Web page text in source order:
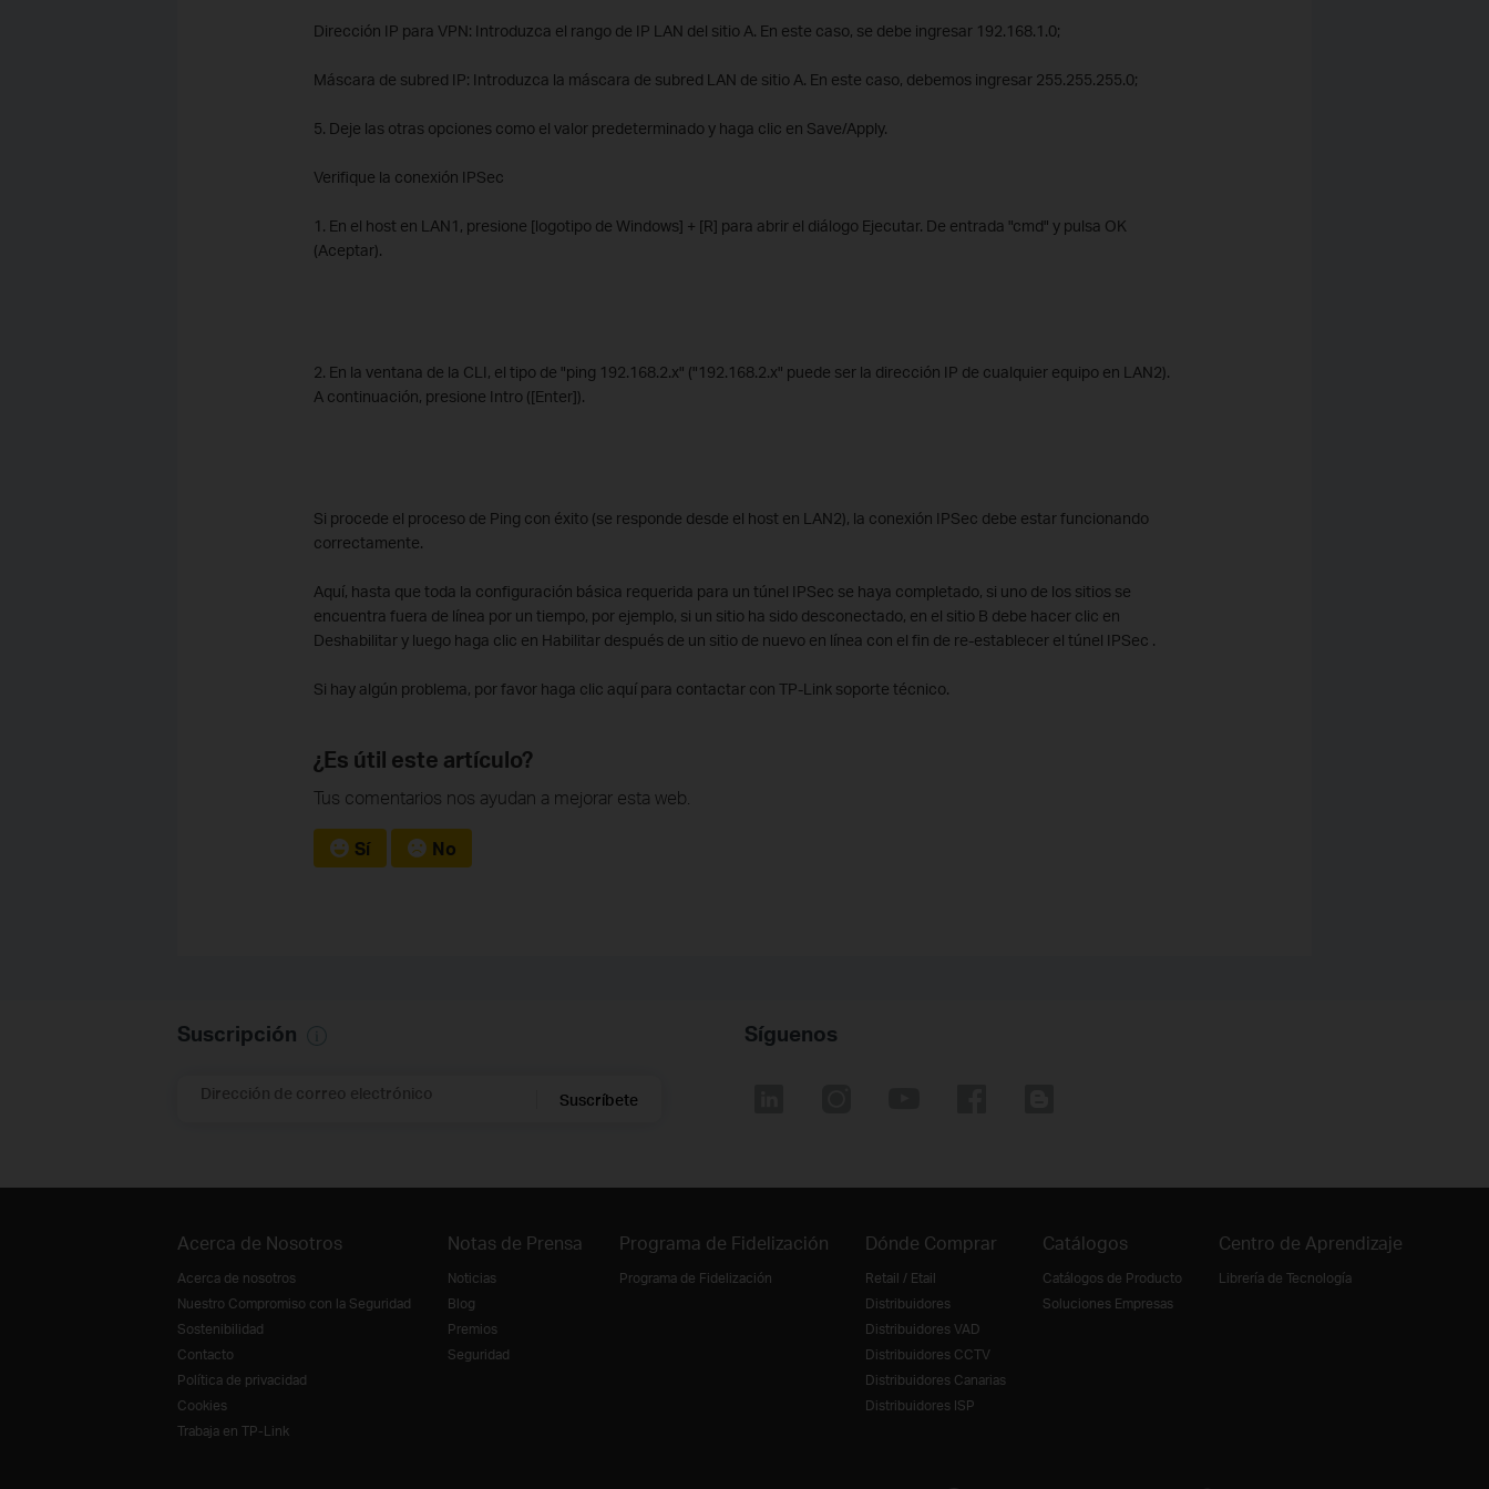
Dirección IP para VPN: Introduzca el rango de IP LAN del sitio A. En este caso, se debe ingresar 192.168.1.0;
Máscara de subred IP: Introduzca la máscara de subred LAN de sitio A. En este caso, debemos ingresar 255.255.255.0;
5. Deje las otras opciones como el valor predeterminado y haga clic en Save/Apply.
Verifique la conexión IPSec
1. En el host en LAN1, presione [logotipo de Windows] + [R] para abrir el diálogo Ejecutar. De entrada "cmd" y pulsa OK
(Aceptar).
2. En la ventana de la CLI, el tipo de "ping 192.168.2.x" ("192.168.2.x" puede ser la dirección IP de cualquier equipo en LAN2).
A continuación, presione Intro ([Enter]).
Si procede el proceso de Ping con éxito (se responde desde el host en LAN2), la conexión IPSec debe estar funcionando
correctamente.
Aquí, hasta que toda la configuración básica requerida para un túnel IPSec se haya completado, si uno de los sitios se
encuentra fuera de línea por un tiempo, por ejemplo, si un sitio ha sido desconectado, en el sitio B debe hacer clic en
Deshabilitar y luego haga clic en Habilitar después de un sitio de nuevo en línea con el fin de re-establecer el túnel IPSec .
Si hay algún problema, por favor haga clic aquí para contactar con TP-Link soporte técnico.
¿Es útil este artículo?
Tus comentarios nos ayudan a mejorar esta web.
Sí No
Suscripción
Dirección de correo electrónico Suscríbete
Síguenos
Acerca de Nosotros
Acerca de nosotros
Nuestro Compromiso con la Seguridad
Sostenibilidad
Contacto
Política de privacidad
Cookies
Trabaja en TP-Link
Notas de Prensa
Noticias
Blog
Premios
Seguridad
Programa de Fidelización
Programa de Fidelización
Dónde Comprar
Retail / Etail
Distribuidores
Distribuidores VAD
Distribuidores CCTV
Distribuidores Canarias
Distribuidores ISP
Catálogos
Catálogos de Producto
Soluciones Empresas
Centro de Aprendizaje
Librería de Tecnología